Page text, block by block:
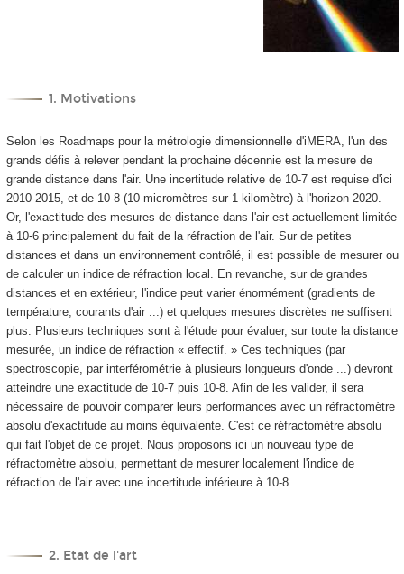
1. Motivations
Selon les Roadmaps pour la métrologie dimensionnelle d'iMERA, l'un des
grands défis à relever pendant la prochaine décennie est la mesure de
grande distance dans l'air. Une incertitude relative de 10-7est requise d'ici
2010-2015, et de 10-8(10 micromètres sur 1 kilomètre) à l'horizon 2020.
Or, l'exactitude des mesures de distance dans l'air est actuellement limitée
à 10-6principalement du fait de la réfraction de l'air. Sur de petites
distances et dans un environnement contrôlé, il est possible de mesurer ou
de calculer un indice de réfraction local. En revanche, sur de grandes
distances et en extérieur, l'indice peut varier énormément (gradients de
température, courants d'air ...) et quelques mesures discrètes ne suffisent
plus. Plusieurs techniques sont à l'étude pour évaluer, sur toute la distance
mesurée, un indice de réfraction « effectif. » Ces techniques (par
spectroscopie, par interférométrie à plusieurs longueurs d'onde ...) devront
atteindre une exactitude de 10-7puis 10-8. Afin de les valider, il sera
nécessaire de pouvoir comparer leurs performances avec un réfractomètre
absolu d'exactitude au moins équivalente. C'est ce réfractomètre absolu
qui fait l'objet de ce projet. Nous proposons ici un nouveau type de
réfractomètre absolu, permettant de mesurer localement l'indice de
réfraction de l'air avec une incertitude inférieure à 10-8.
2. Etat de l'art